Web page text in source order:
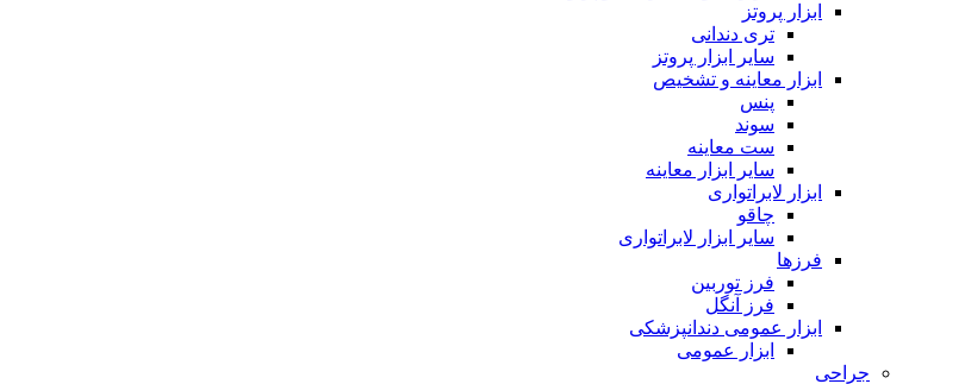
ابزار پروتز
تری دندانی
سایر ابزار پروتز
ابزار معاینه و تشخیص
پنس
سوند
ست معاینه
سایر ابزار معاینه
ابزار لابراتواری
چاقو
سایر ابزار لابراتواری
فرزها
فرز توربین
فرز آنگل
ابزار عمومی دندانپزشکی
ابزار عمومی
جراحی